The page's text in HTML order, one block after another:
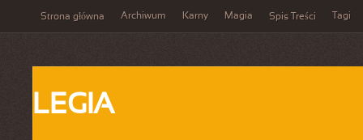
Strona główna Archiwum Karny Magia Spis Treści Tagi
LEGIA